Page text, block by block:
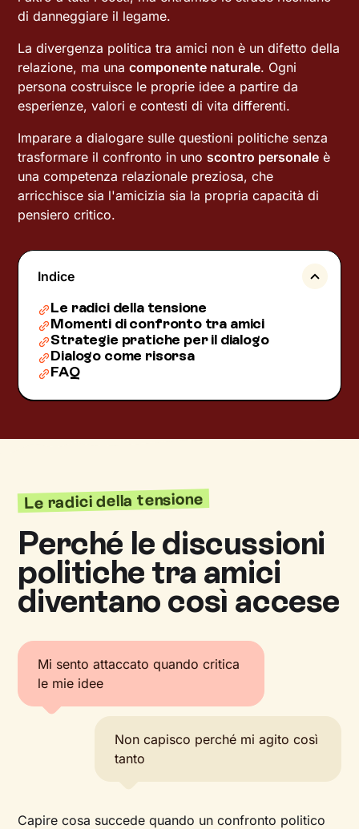
di danneggiare il legame.
La divergenza politica tra amici non è un difetto della
relazione, ma unacomponente naturale. Ogni
persona costruisce le proprie idee a partire da
esperienze, valori e contesti di vita differenti.
Imparare a dialogare sulle questioni politiche senza
trasformare il confronto in uno scontro personale è
una competenza relazionale preziosa, che
arricchisce sia l'amicizia sia la propria capacità di
pensiero critico.
Indice
Le radici della tensione
Momenti di confronto tra amici
Strategie pratiche per il dialogo
Dialogo come risorsa
FAQ
Le radici della tensione
Perché le discussioni
politiche tra amici
diventano così accese
Mi sento attaccato quando critica
le mie idee
Non capisco perché mi agito così
tanto
Capire cosa succede quando un confronto politico